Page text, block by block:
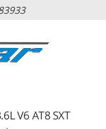
V6 AT8 SXT